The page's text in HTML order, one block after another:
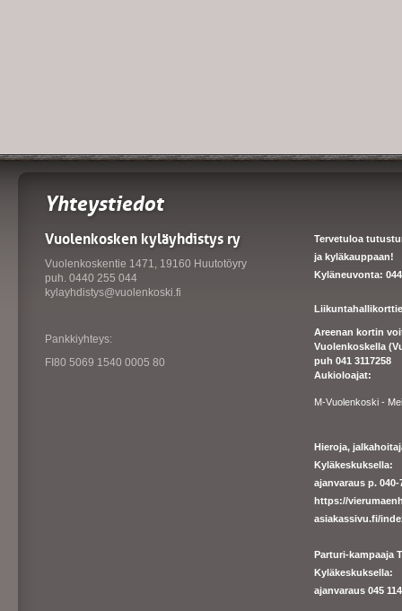
Yhteystiedot
Vuolenkosken kyläyhdistys ry
Vuolenkoskentie 1471, 19160 Huutotöyry
puh. 0440 255 044
kylayhdistys@vuolenkoski.fi
Pankkiyhteys:
FI80 5069 1540 0005 80
Tervetuloa
ja kyläkauppaan!
Kyläneuvonta: 044
Areenan kortin
Vuolenkoskella
puh 041 3117258
Aukioloajat:
M-Vuolenkoski -
Hieroja,
Kyläkeskuksella:
ajanvaraus p.
https://
asiakassivu.fi/
Parturi-kampaaja
Kyläkeskuksella:
ajanvaraus 045